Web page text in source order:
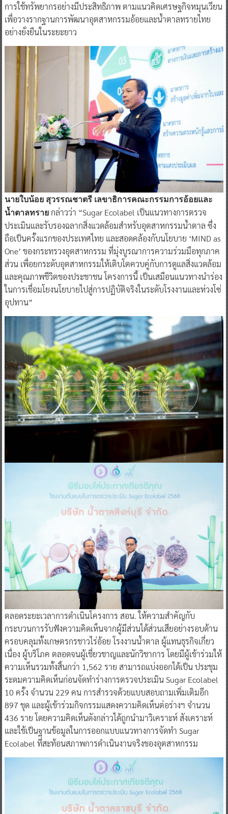
การใช้ทรัพยากรอย่างมีประสิทธิภาพ ตามแนวคิดเศรษฐกิจหมุนเวียน
เพื่อวางรากฐานการพัฒนาอุตสาหกรรมอ้อยและน้ำตาลทรายไทย
อย่างยั่งยืนในระยะยาว
นายใบน้อย สุวรรณชาตรี เลขาธิการคณะกรรมการอ้อยและ
น้ำตาลทรายกล่าวว่า “Sugar Ecolabel เป็นแนวทางการตรวจ
ประเมินและรับรองฉลากสิ่งแวดล้อมสำหรับอุตสาหกรรมน้ำตาล ซึ่ง
ถือเป็นครั้งแรกของประเทศไทย และสอดคล้องกับนโยบาย ‘MIND as
One’ ของกระทรวงอุตสาหกรรม ที่มุ่งบูรณาการความร่วมมือทุกภาค
ส่วน เพื่อยกระดับอุตสาหกรรมให้เติบโตควบคู่กับการดูแลสิ่งแวดล้อม
และคุณภาพชีวิตของประชาชน โครงการนี้ เป็นเสมือนแนวทางนำร่อง
ในการเชื่อมโยงนโยบายไปสู่การปฏิบัติจริงในระดับโรงงานและห่วงโซ่
อุปทาน”
ตลอดระยะเวลาการดำเนินโครงการ สอน. ให้ความสำคัญกับ
กระบวนการรับฟังความคิดเห็นจากผู้มีส่วนได้ส่วนเสียอย่างรอบด้าน
ครอบคลุมทั้งเกษตรกรชาวไร่อ้อย โรงงานน้ำตาล ผู้แทนธุรกิจเกี่ยว
เนื่อง ผู้บริโภค ตลอดจนผู้เชี่ยวชาญและนักวิชาการ โดยมีผู้เข้าร่วมให้
ความเห็นรวมทั้งสิ้นกว่า 1,562 ราย สามารถแบ่งออกได้เป็น ประชุม
ระดมความคิดเห็นก่อนจัดทำร่างการตรวจประเมิน Sugar Ecolabel
10 ครั้ง จำนวน 229 คน การสำรวจด้วยแบบสอบถามเพิ่มเติมอีก
897 ชุด และผู้เข้าร่วมกิจกรรมแสดงความคิดเห็นต่อร่างฯ จำนวน
436 ราย โดยความคิดเห็นดังกล่าวได้ถูกนำมาวิเคราะห์ สังเคราะห์
และใช้เป็นฐานข้อมูลในการออกแบบแนวทางการจัดทำ Sugar
Ecolabel ที่สะท้อนสภาพการดำเนินงานจริงของอุตสาหกรรม